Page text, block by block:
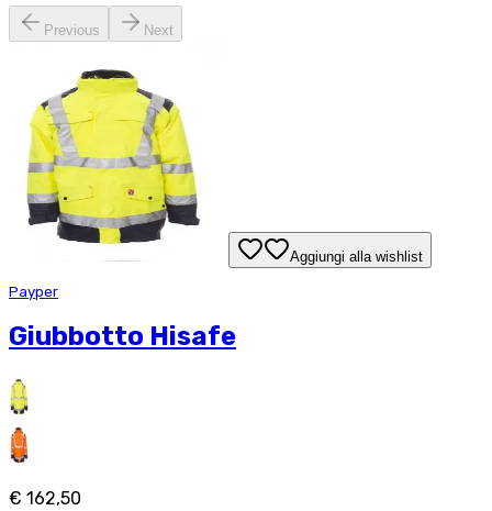
Previous Next
Aggiungi alla wishlist
Payper
Giubbotto Hisafe
€ 162,50